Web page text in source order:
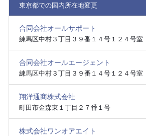
東京都での国内所在地変更
合同会社オールサポート
練馬区中村３丁目３９番１４号１２４号室
合同会社オールエージェント
練馬区中村３丁目３９番１４号１２４号室
翔洋通商株式会社
町田市金森東１丁目２７番１号
株式会社ワンオアエイト